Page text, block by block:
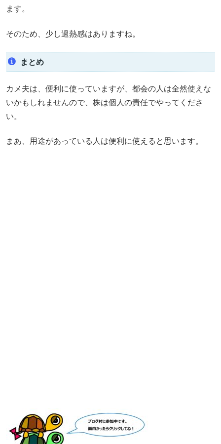
ます。
そのため、少し過熱感はありますね。
まとめ
カメ夫は、便利に使っていますが、都会の人は全然使えな
いかもしれませんので、株は個人の責任でやってくださ
い。
まあ、用途があっている人は便利に使えると思います。